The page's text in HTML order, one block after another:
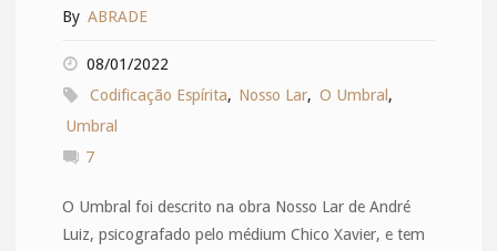
By ABRADE
08/01/2022
Codificação Espírita, Nosso Lar, O Umbral ,
Umbral
7
O Umbral foi descrito na obra Nosso Lar de André
Luiz, psicografado pelo médium Chico Xavier, e tem